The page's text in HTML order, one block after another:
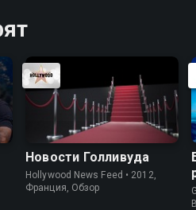
Новости Голливуда
Hollywood News Feed • 2012,
Франция, Обзор